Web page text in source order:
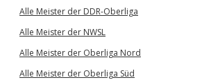
Alle Meister der DDR-Oberliga
Alle Meister der NWSL
Alle Meister der Oberliga Nord
Alle Meister der Oberliga Süd